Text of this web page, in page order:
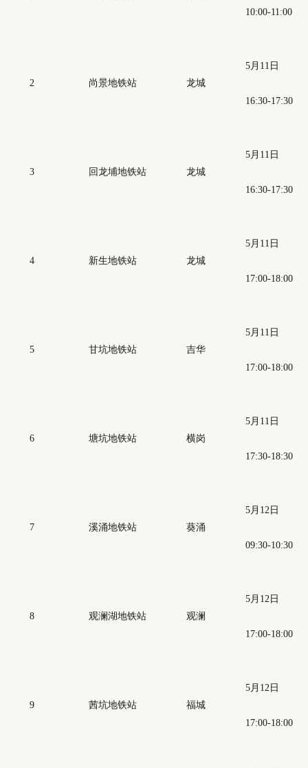
10:00-11:00
2 尚景地铁站 龙城
5月11日
16:30-17:30
3 回龙埔地铁站 龙城
5月11日
16:30-17:30
4 新生地铁站 龙城
5月11日
17:00-18:00
5 甘坑地铁站 吉华
5月11日
17:00-18:00
6 塘坑地铁站 横岗
5月11日
17:30-18:30
7 溪涌地铁站 葵涌
5月12日
09:30-10:30
8 观澜湖地铁站 观澜
5月12日
17:00-18:00
9 茜坑地铁站 福城
5月12日
17:00-18:00